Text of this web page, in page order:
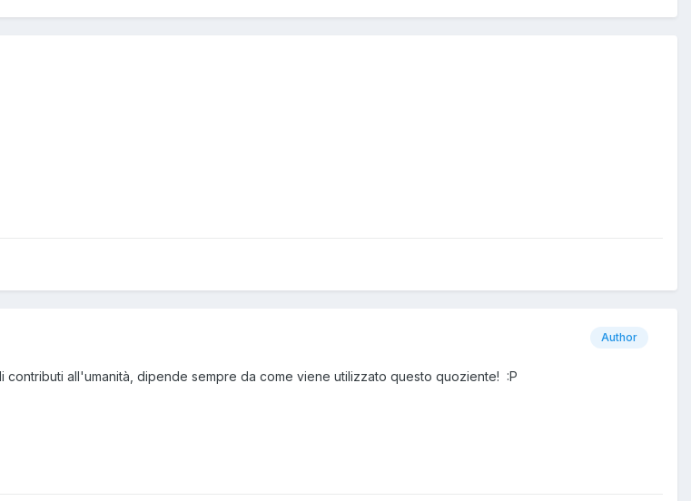
Author
all'umanità, dipende sempre da come viene utilizzato questo quoziente! :P